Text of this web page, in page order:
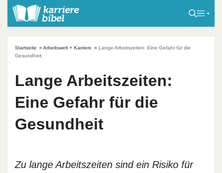
Startseite » Arbeitswelt + Karriere » Lange Arbeitszeiten: Eine Gefahr für die
Gesundheit
Lange Arbeitszeiten:
Eine Gefahr für die
Gesundheit
Zu lange Arbeitszeiten sind ein Risiko für